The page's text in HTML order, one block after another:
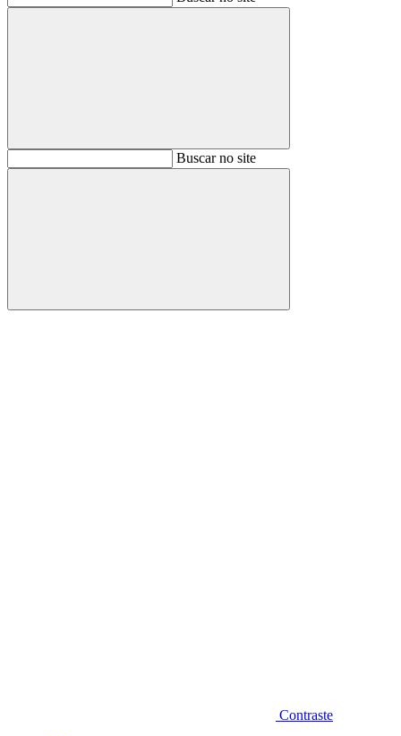
BuscarBuscar no site
Buscar
Contraste